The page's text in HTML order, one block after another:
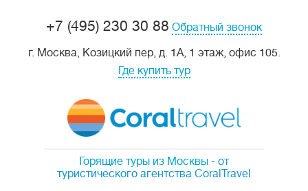
Горящие туры из Москвы - от
туристического агентства CoralTravel
+7 (495) 230 30 88 Обратный звонок
г. Москва, Козицкий пер, д. 1А, 1 этаж, офис 105.
Где купить тур